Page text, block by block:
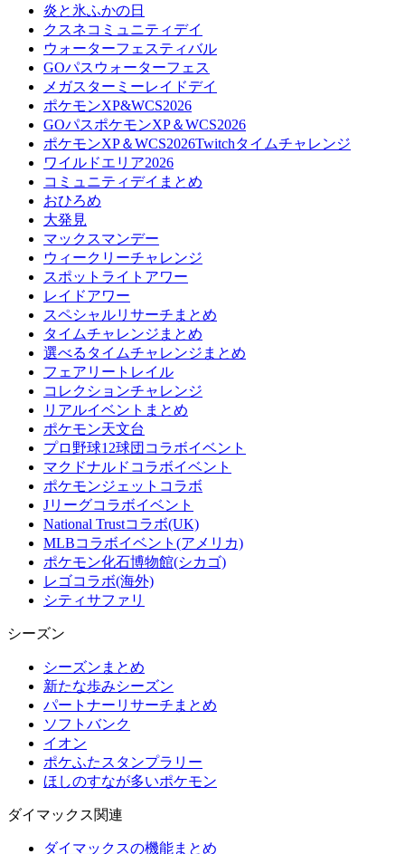
炎と氷ふかの日
クスネコミュニティデイ
ウォーターフェスティバル
GOパスウォーターフェス
メガスターミーレイドデイ
ポケモンXP&WCS2026
GOパスポケモンXP＆WCS2026
ポケモンXP＆WCS2026Twitchタイムチャレンジ
ワイルドエリア2026
コミュニティデイまとめ
おひろめ
大発見
マックスマンデー
ウィークリーチャレンジ
スポットライトアワー
レイドアワー
スペシャルリサーチまとめ
タイムチャレンジまとめ
選べるタイムチャレンジまとめ
フェアリートレイル
コレクションチャレンジ
リアルイベントまとめ
ポケモン天文台
プロ野球12球団コラボイベント
マクドナルドコラボイベント
ポケモンジェットコラボ
Jリーグコラボイベント
National Trustコラボ(UK)
MLBコラボイベント(アメリカ)
ポケモン化石博物館(シカゴ)
レゴコラボ(海外)
シティサファリ
シーズン
シーズンまとめ
新たな歩みシーズン
パートナーリサーチまとめ
ソフトバンク
イオン
ポケふたスタンプラリー
ほしのすなが多いポケモン
ダイマックス関連
ダイマックスの機能まとめ